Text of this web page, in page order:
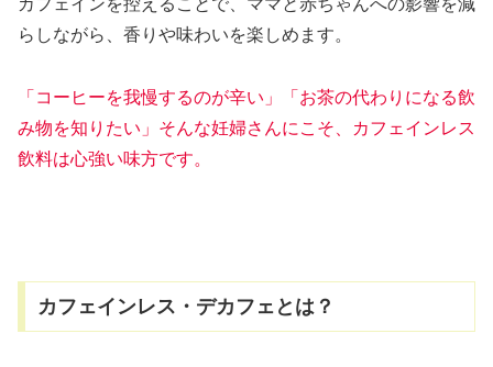
らしながら、香りや味わいを楽しめます。
「コーヒーを我慢するのが辛い」「お茶の代わりになる飲
み物を知りたい」そんな妊婦さんにこそ、カフェインレス
飲料は心強い味方です。
カフェインレス・デカフェとは？